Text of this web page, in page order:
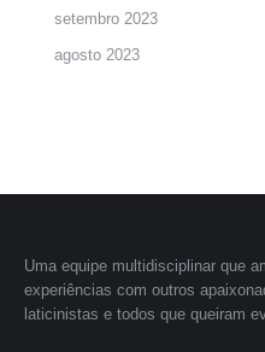
setembro 2023
agosto 2023
Uma equipe multidisciplinar que
experiências com outros
laticinistas e todos que queiram